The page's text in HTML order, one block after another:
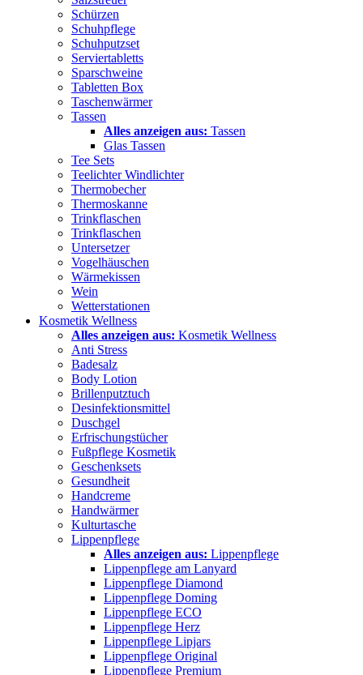
Schürzen
Schuhpflege
Schuhputzset
Serviertabletts
Sparschweine
Tabletten Box
Taschenwärmer
Tassen
Alles anzeigen aus: Tassen
Glas Tassen
Tee Sets
Teelichter Windlichter
Thermobecher
Thermoskanne
Trinkflaschen
Trinkflaschen
Untersetzer
Vogelhäuschen
Wärmekissen
Wein
Wetterstationen
Kosmetik Wellness
Alles anzeigen aus: Kosmetik Wellness
Anti Stress
Badesalz
Body Lotion
Brillenputztuch
Desinfektionsmittel
Duschgel
Erfrischungstücher
Fußpflege Kosmetik
Geschenksets
Gesundheit
Handcreme
Handwärmer
Kulturtasche
Lippenpflege
Alles anzeigen aus: Lippenpflege
Lippenpflege am Lanyard
Lippenpflege Diamond
Lippenpflege Doming
Lippenpflege ECO
Lippenpflege Herz
Lippenpflege Lipjars
Lippenpflege Original
Lippenpflege Premium